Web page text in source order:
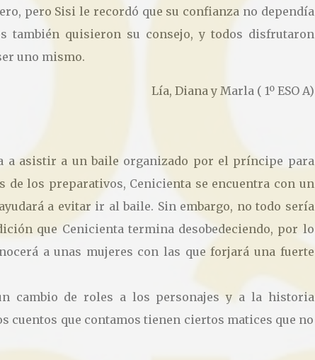
pero Sisi le recordó que su confianza no dependía
también quisieron su consejo, y todos disfrutaron
uno mismo.
Lía, Diana y Marla ( 1º ESO A)
a asistir a un baile organizado por el príncipe para
de los preparativos, Cenicienta se encuentra con un
a evitar ir al baile. Sin embargo, no todo sería
que Cenicienta termina desobedeciendo, por lo
a unas mujeres con las que forjará una fuerte
cambio de roles a los personajes y a la historia
cuentos que contamos tienen ciertos matices que no